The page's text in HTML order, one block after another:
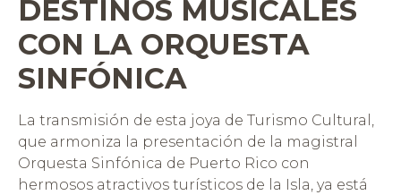
DESTINOS MUSICALES
CON LA ORQUESTA
SINFÓNICA
La transmisión de esta joya de Turismo Cultural,
que armoniza la presentación de la magistral
Orquesta Sinfónica de Puerto Rico con
hermosos atractivos turísticos de la Isla, ya está